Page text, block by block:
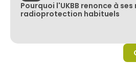
Pourquoi l'UKBB renonce à ses
radioprotection habituels